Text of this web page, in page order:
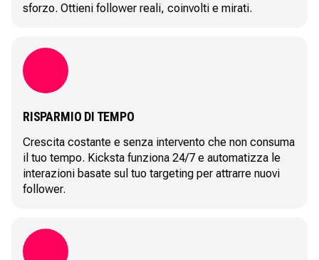
sforzo. Ottieni follower reali, coinvolti e mirati.
RISPARMIO DI TEMPO
Crescita costante e senza intervento che non consuma
il tuo tempo. Kicksta funziona 24/7 e automatizza le
interazioni basate sul tuo targeting per attrarre nuovi
follower.